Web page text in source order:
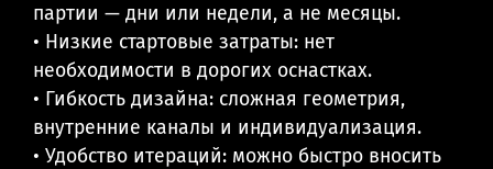
партии — дни или недели, а не месяцы.
• Низкие стартовые затраты: нет
необходимости в дорогих оснастках.
• Гибкость дизайна: сложная геометрия,
внутренние каналы и индивидуализация.
• Удобство итераций: можно быстро вносить